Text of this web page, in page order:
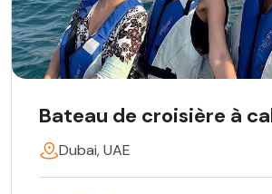
Bateau de croisière à
Dubai, UAE